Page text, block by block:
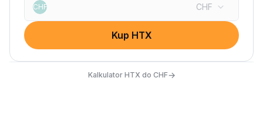
CHF CHF
Kup HTX
Kalkulator HTX do CHF→